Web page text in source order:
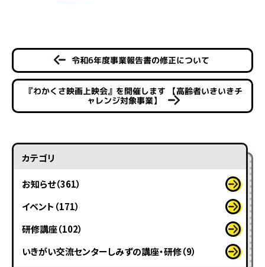
令和6年度事業報告書の修正について
『わかくさ映画上映会』を開催します 【高齢者いきいきチ
ャレンジ対象事業】
カテゴリ
お知らせ（361）
イベント（171）
研修講座（102）
いきがい交流センターしみずの講座・研修（9）